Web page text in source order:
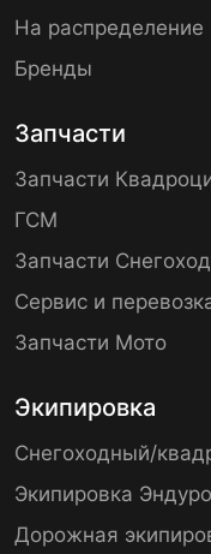
На распределение
Бренды
Запчасти
Запчасти
ГСМ
Запчасти
Сервис и
Запчасти Мото
Экипировка
Снегоходный/
Экипировка Эндуро
Дорожная